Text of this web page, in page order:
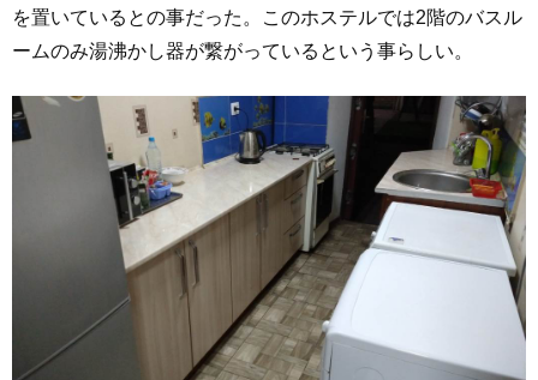
を置いているとの事だった。このホステルでは2階のバスル
ームのみ湯沸かし器が繋がっているという事らしい。